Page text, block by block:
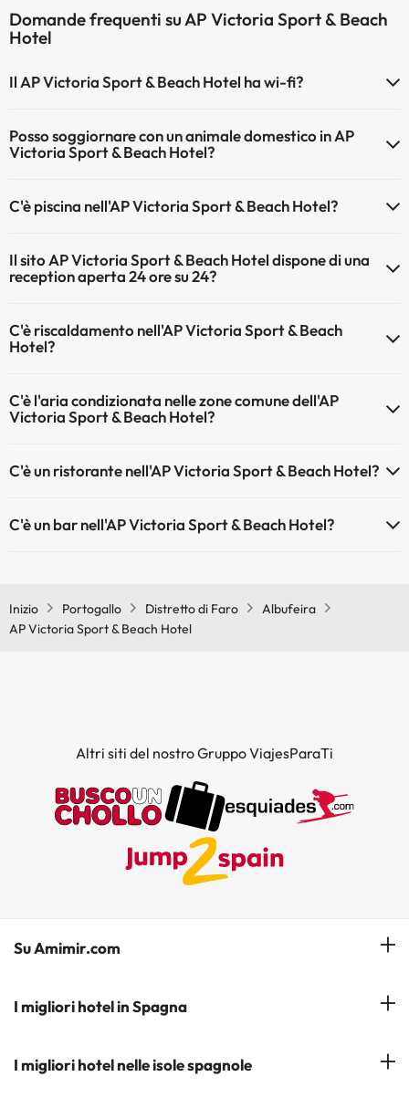
Domande frequenti su AP Victoria Sport & Beach
Hotel
Il AP Victoria Sport & Beach Hotel ha wi-fi?
Posso soggiornare con un animale domestico in AP
Victoria Sport & Beach Hotel?
C'è piscina nell'AP Victoria Sport & Beach Hotel?
Qui potete trovare maggiori informazioni sulla piscina e sulle altri
installazioni.
Piscina all'aperto (tutta la stagione)
Il sito AP Victoria Sport & Beach Hotel dispone di una
reception aperta 24 ore su 24?
su 24
C'è riscaldamento nell'AP Victoria Sport & Beach
Hotel?
aree comuni
C'è l'aria condizionata nelle zone comune dell'AP
Victoria Sport & Beach Hotel?
aree comuni.
C'è un ristorante nell'AP Victoria Sport & Beach Hotel?
C'è un bar nell'AP Victoria Sport & Beach Hotel?
Inizio Portogallo Distretto di Faro
Albufeira
AP Victoria Sport & Beach Hotel
Altri siti del nostro Gruppo ViajesParaTi
Su Amimir.com
Il Nostro Team
Iscrivetevi alla nostra newsletter
I migliori hotel in Spagna
Hotel a Salou
I migliori hotel nelle isole spagnole